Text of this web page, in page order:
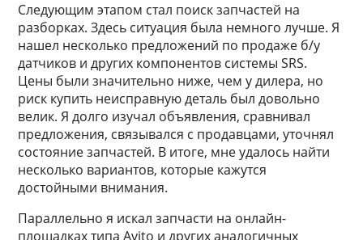
Следующим этапом стал поиск запчастей на
разборках. Здесь ситуация была немного лучше. Я
нашел несколько предложений по продаже б/у
датчиков и других компонентов системы SRS.
Цены были значительно ниже, чем у дилера, но
риск купить неисправную деталь был довольно
велик. Я долго изучал объявления, сравнивал
предложения, связывался с продавцами, уточнял
состояние запчастей. В итоге, мне удалось найти
несколько вариантов, которые кажутся
достойными внимания.
Параллельно я искал запчасти на онлайн-
площадках типа Avito и других аналогичных